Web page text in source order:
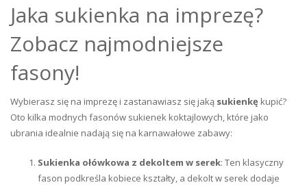
Jaka sukienka na imprezę?
Zobacz najmodniejsze
fasony!
Wybierasz się na imprezę i zastanawiasz się jaką sukienkę kupić?
Oto kilka modnych fasonów sukienek koktajlowych, które jako
ubrania idealnie nadają się na karnawałowe zabawy:
Sukienka ołówkowa z dekoltem w serek: Ten klasyczny
fason podkreśla kobiece kształty, a dekolt w serek dodaje